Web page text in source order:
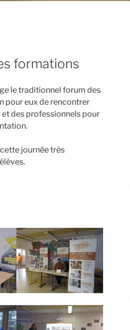
formations
le traditionnel forum des
pour eux de rencontrer
des professionnels pour
journée très